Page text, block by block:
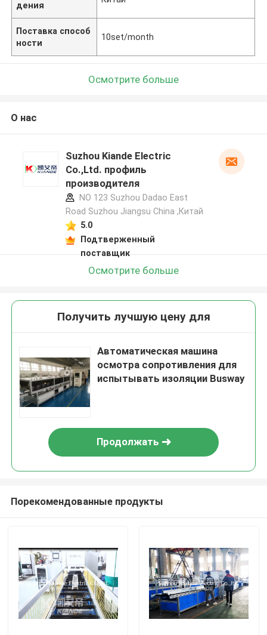
дения
Поставка способ
ности
10set/month
Осмотрите больше
О нас
Suzhou Kiande Electric
Co.,Ltd. профиль
производителя
NO 123 Suzhou Dadao East
Road Suzhou Jiangsu China ,Китай
5.0
Подтверженный
поставщик
Осмотрите больше
Получить лучшую цену для
Автоматическая машина
осмотра сопротивления для
испытывать изоляции Busway
Продолжать
Порекомендованные продукты